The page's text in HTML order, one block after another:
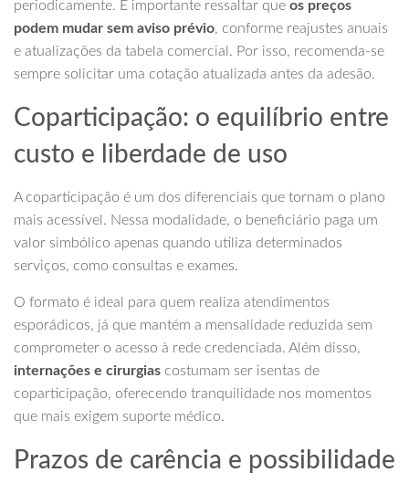
periodicamente. É importante ressaltar que os preços
podem mudar sem aviso prévio, conforme reajustes anuais
e atualizações da tabela comercial. Por isso, recomenda-se
sempre solicitar uma cotação atualizada antes da adesão.
Coparticipação: o equilíbrio entre
custo e liberdade de uso
A coparticipação é um dos diferenciais que tornam o plano
mais acessível. Nessa modalidade, o beneficiário paga um
valor simbólico apenas quando utiliza determinados
serviços, como consultas e exames.
O formato é ideal para quem realiza atendimentos
esporádicos, já que mantém a mensalidade reduzida sem
comprometer o acesso à rede credenciada. Além disso,
internações e cirurgias costumam ser isentas de
coparticipação, oferecendo tranquilidade nos momentos
que mais exigem suporte médico.
Prazos de carência e possibilidade